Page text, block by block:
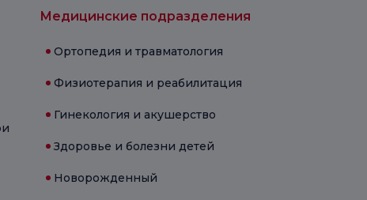
Медицинские подразделения
Ортопедия и травматология
Физиотерапия и реабилитация
Гинекология и акушерство
Здоровье и болезни детей
Новорожденный